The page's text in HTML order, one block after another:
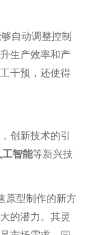
自动调整控制
生产效率和产
干预，还使得
创新技术的引
工智能等新兴技
原型制作的新方
的潜力。其灵